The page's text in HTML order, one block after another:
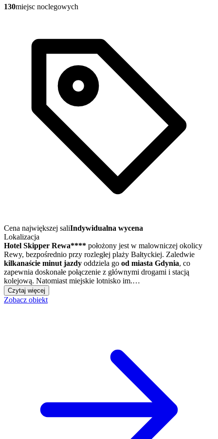
130miejsc noclegowych
Cena największej saliIndywidualna wycena
Lokalizacja
Hotel Skipper Rewa**** położony jest w malowniczej okolicy
Rewy, bezpośrednio przy rozległej plaży Bałtyckiej. Zaledwie
kilkanaście minut jazdy oddziela go od miasta Gdynia, co
zapewnia doskonałe połączenie z głównymi drogami i stacją
kolejową. Natomiast miejskie lotnisko im.…
Czytaj więcej
Zobacz obiekt